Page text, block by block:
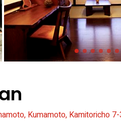
Kumamoto, Kamitoricho